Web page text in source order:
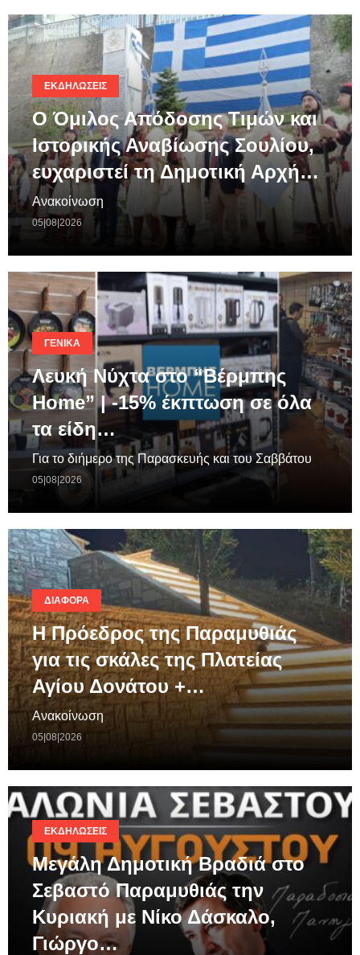
ΕΚΔΗΛΏΣΕΙΣ
Ο Όμιλος Απόδοσης Τιμών και
Ιστορικής Αναβίωσης Σουλίου,
ευχαριστεί τη Δημοτική Αρχή…
Ανακοίνωση
05|08|2026
ΓΕΝΙΚΆ
Λευκή Νύχτα στο “Βέρμπης
Home” | -15% έκπτωση σε όλα
τα είδη…
Για το διήμερο της Παρασκευής και του Σαββάτου
05|08|2026
ΔΙΆΦΟΡΑ
Η Πρόεδρος της Παραμυθιάς
για τις σκάλες της Πλατείας
Αγίου Δονάτου +…
Ανακοίνωση
05|08|2026
ΕΚΔΗΛΏΣΕΙΣ
Μεγάλη Δημοτική Βραδιά στο
Σεβαστό Παραμυθιάς την
Κυριακή με Νίκο Δάσκαλο,
Γιώργο…